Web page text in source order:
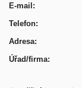
E-
Úřad/